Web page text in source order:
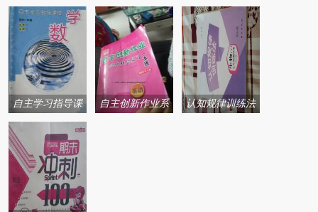
列答案
答案
案
自主学习指导课
程系列答案
自主创新作业系
认知规律训练法